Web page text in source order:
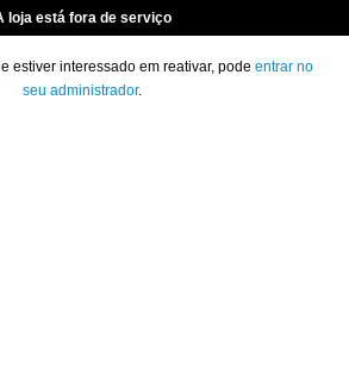
loja está fora de serviço
estiver interessado em reativar, pode entrar no
seu administrador.